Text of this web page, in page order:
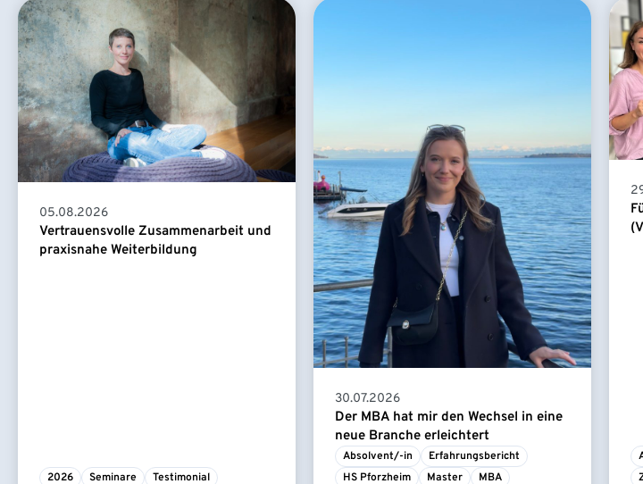
05.08.2026
Vertrauensvolle Zusammenarbeit und
praxisnahe Weiterbildung
2026 Seminare Testimonial
30.07.2026
Der MBA hat mir den Wechsel in eine
neue Branche erleichtert
Absolvent/-in
Erfahrungsbericht
HS Pforzheim
Master MBA